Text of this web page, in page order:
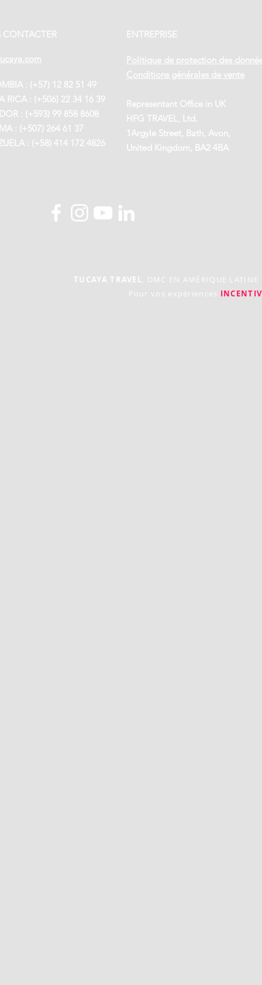
CONTACTER
: (+57) 12 82 51 49
RICA : (+506) 22 34 16 39
: (+593) 99 858 8608
: (+507) 264 61 37
: (+58) 414 172 4826
ENTREPRISE
Politique de protection des
Conditions générales de vente
Representant Office in UK
HFG TRAVEL, Ltd.
1Argyle Street, Bath, Avon,
United Kingdom, BA2 4BA
TUCAYA TRAVEL, DMC EN AMÉRIQUE LATINE
Pour vos expériences